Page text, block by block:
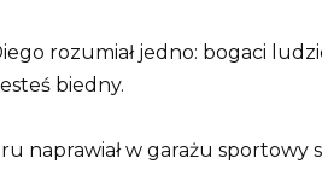
rozumiał jedno: bogaci
biedny.
naprawiał w garażu sportowy